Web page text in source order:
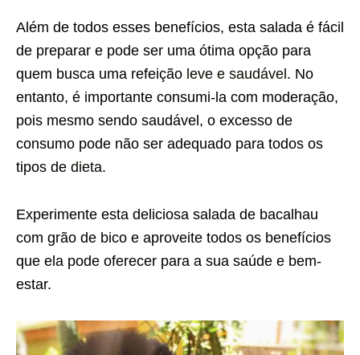
Além de todos esses benefícios, esta salada é fácil
de preparar e pode ser uma ótima opção para
quem busca uma refeição leve e saudável . No
entanto, é importante consumi-la com moderação,
pois mesmo sendo saudável, o excesso de
consumo pode não ser adequado para todos os
tipos de dieta.
Experimente esta deliciosa salada de bacalhau
com grão de bico e aproveite todos os benefícios
que ela pode oferecer para a sua saúde e bem-
estar.